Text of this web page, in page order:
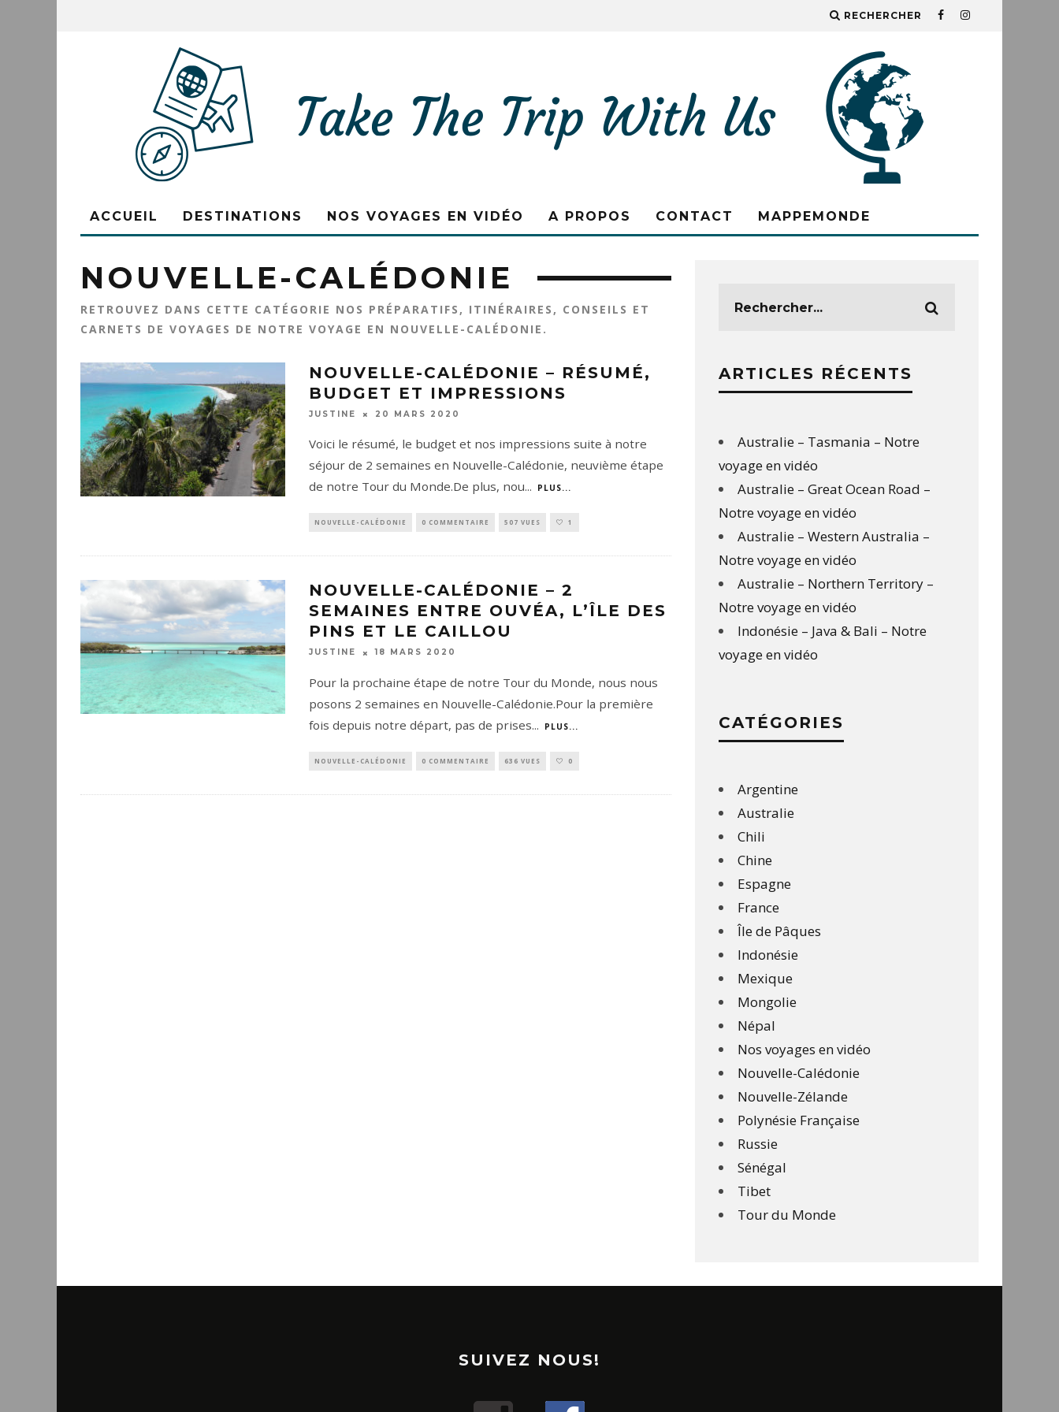
RECHERCHER
ACCUEIL DESTINATIONS NOS VOYAGES EN VIDÉO A PROPOS CONTACT MAPPEMONDE
NOUVELLE-CALÉDONIE
RETROUVEZ DANS CETTE CATÉGORIE NOS PRÉPARATIFS, ITINÉRAIRES, CONSEILS ET
CARNETS DE VOYAGES DE NOTRE VOYAGE EN NOUVELLE-CALÉDONIE.
NOUVELLE-CALÉDONIE – RÉSUMÉ,
BUDGET ET IMPRESSIONS
JUSTINE 20 MARS 2020
Voici le résumé, le budget et nos impressions suite à notre
séjour de 2 semaines en Nouvelle-Calédonie, neuvième étape
de notre Tour du Monde.De plus, nou... PLUS...
NOUVELLE-CALÉDONIE 0 COMMENTAIRE 507 VUES 1
NOUVELLE-CALÉDONIE – 2
SEMAINES ENTRE OUVÉA, L’ÎLE DES
PINS ET LE CAILLOU
JUSTINE 18 MARS 2020
Pour la prochaine étape de notre Tour du Monde, nous nous
posons 2 semaines en Nouvelle-Calédonie.Pour la première
fois depuis notre départ, pas de prises... PLUS...
NOUVELLE-CALÉDONIE 0 COMMENTAIRE 636 VUES 0
ARTICLES RÉCENTS
Australie – Tasmania – Notre
voyage en vidéo
Australie – Great Ocean Road –
Notre voyage en vidéo
Australie – Western Australia –
Notre voyage en vidéo
Australie – Northern Territory –
Notre voyage en vidéo
Indonésie – Java & Bali – Notre
voyage en vidéo
CATÉGORIES
Argentine
Australie
Chili
Chine
Espagne
France
Île de Pâques
Indonésie
Mexique
Mongolie
Népal
Nos voyages en vidéo
Nouvelle-Calédonie
Nouvelle-Zélande
Polynésie Française
Russie
Sénégal
Tibet
Tour du Monde
SUIVEZ NOUS!